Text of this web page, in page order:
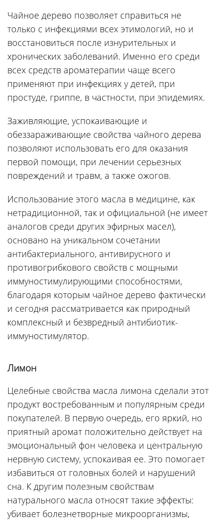
Чайное дерево позволяет справиться не
только с инфекциями всех этимологий, но и
восстановиться после изнурительных и
хронических заболеваний. Именно его среди
всех средств ароматерапии чаще всего
применяют при инфекциях у детей, при
простуде, гриппе, в частности, при эпидемиях.
Заживляющие, успокаивающие и
обеззараживающие свойства чайного дерева
позволяют использовать его для оказания
первой помощи, при лечении серьезных
повреждений и травм, а также ожогов.
Использование этого масла в медицине, как
нетрадиционной, так и официальной (не имеет
аналогов среди других эфирных масел),
основано на уникальном сочетании
антибактериального, антивирусного и
противогрибкового свойств с мощными
иммуностимулирующими способностями,
благодаря которым чайное дерево фактически
и сегодня рассматривается как природный
комплексный и безвредный антибиотик-
иммуностимулятор.
Лимон
Целебные свойства масла лимона сделали этот
продукт востребованным и популярным среди
покупателей. В первую очередь, его яркий, но
приятный аромат положительно действует на
эмоциональный фон человека и центральную
нервную систему, успокаивая ее. Это помогает
избавиться от головных болей и нарушений
сна. К другим полезным свойствам
натурального масла относят такие эффекты:
убивает болезнетворные микроорганизмы,